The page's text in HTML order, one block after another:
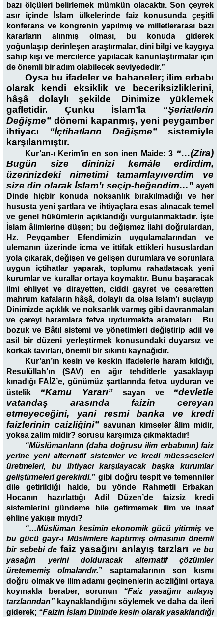
bazı ölçüleri belirlemek mümkün olacaktır. Son çeyrek
asır içinde İslam ülkelerinde faiz konusunda çeşitli
konferans ve kongrenin yapılmış ve milletlerarası bazı
kararların alınmış olması, bu konuda giderek
yoğunlaşıp derinleşen araştırmalar, dini bilgi ve kaygıya
sahip kişi ve mercilerce yapılacak kanunlaştırmalar için
de önemli bir adım olabilecek seviyededir.”
Oysa bu ifadeler ve bahaneler; ilim erbabı
olarak kendi eksiklik ve beceriksizliklerini,
hâşâ dolaylı şekilde Dinimize yüklemek
gafletidir. Çünkü İslam’la “Şeriatlerin
Değişme” dönemi kapanmış, yeni peygamber
ihtiyacı “İçtihatların Değişme” sistemiyle
karşılanmıştır.
Kur’an-ı Kerim’in en son inen Maide: 3 “…(Zira)
Bugün size dininizi kemâle erdirdim,
üzerinizdeki nimetimi tamamlayıverdim ve
size din olarak İslam’ı seçip-beğendim…” ayeti
Dinde hiçbir konuda noksanlık bırakılmadığı ve her
hususta yeni şartlara ve ihtiyaçlara esas alınacak temel
ve genel hükümlerin açıklandığı vurgulanmaktadır. İşte
İslam âlimlerine düşen; bu değişmez İlahi doğrulardan,
Hz. Peygamber Efendimizin uygulamalarından ve
ulemanın üzerinde icma ve ittifak ettikleri hususlardan
yola çıkarak, değişen ve gelişen durumlara ve sorunlara
uygun içtihatlar yaparak, toplumu rahatlatacak yeni
kurumlar ve kurallar ortaya koymaktır. Bunu başaracak
ilmi ehliyet ve dirayetten, ciddi gayret ve cesaretten
mahrum kafaların hâşâ, dolaylı da olsa İslam’ı suçlayıp
Dinimizde açıklık ve noksanlık varmış gibi davranmaları
ve çareyi haramlara fetva uydurmakta aramaları… Bu
bozuk ve Bâtıl sistemi ve yönetimleri değiştirip adil ve
asil bir düzeni yerleştirmek konusundaki duyarsız ve
korkak tavırları, önemli bir sıkıntı kaynağıdır.
Kur’an’ın kesin ve keskin ifadelerle haram kıldığı,
Resulüllah’ın (SAV) en ağır tehditlerle yasaklayıp
kınadığı FAİZ’e, günümüz şartlarında fetva uyduran ve
üstelik “Kamu Yararı” sayan ve “devletle
vatandaş arasında faizin cereyan
etmeyeceğini, yani resmi banka ve kredi
faizlerinin caizliğini” savunan kimseler âlim midir,
yoksa zalim midir? sorusu karşımıza çıkmaktadır!
“Müslümanların (daha doğrusu ilim erbabının) faiz
yerine yeni alternatif sistemler ve kredi müesseseleri
üretmeleri, bu ihtiyacı karşılayacak başka kurumlar
geliştirmeleri gerekirdi.” gibi doğru tespit ve temenniler
dile getirildiği halde, bu yönde Rahmetli Erbakan
Hocanın hazırlattığı Adil Düzen’de faizsiz kredi
sistemlerini gündeme bile getirmemek ilim ve insaf
ehline yakışır mıydı?
“…Müslüman kesimin ekonomik gücü yitirmiş ve
bu gücü gayr-ı Müslimlere kaptırmış olmasının önemli
bir sebebi de faiz yasağını anlayış tarzları ve bu
yasağın yerini dolduracak alternatif çözümler
üretememiş olmalarıdır.”
saptamalarının son kısmı
doğru olmak ve ilim adamı geçinenlerin acizliğini ortaya
koymakla beraber, sorunun “Faiz yasağını anlayış
tarzlarından” kaynaklandığını söylemek ve daha da ileri
giderek; “Faizin İslam Dininde kesin olarak yasaklandığı